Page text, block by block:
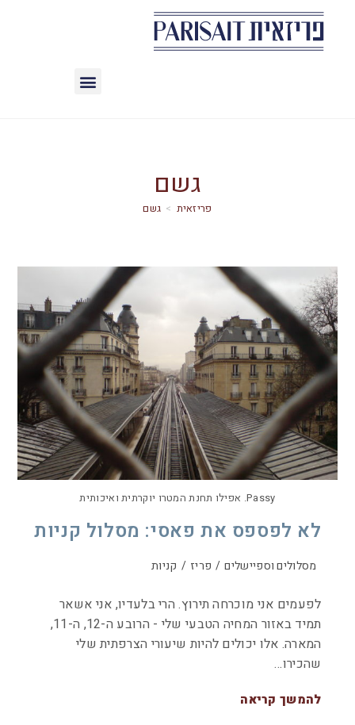
גשם
> גשם
Passy. אפילו תחנת המטרו יוקרתית ואיכותית
לא לפספס את פאסי: מסלול קניות
מסלולים וספיישלים / פריז / קניות
לפעמים אני מוכרחה תירוץ. הרי בלעדיו, אני אשאר
תמיד באזור המחיה הטבעי שלי - הרובע ה-12, ה-11,
המארה. אלו יכולים להיות שיעורי הצרפתית שלי
שהכירו…
להמשך קריאה